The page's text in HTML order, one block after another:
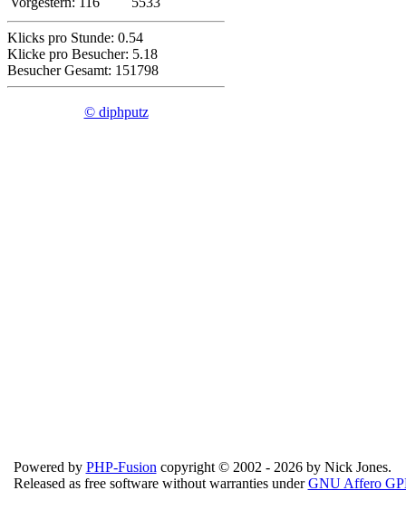
Klicks pro Stunde: 0.54
Klicke pro Besucher: 5.18
Besucher Gesamt: 151798
© diphputz
Powered by PHP-Fusion copyright © 2002 - 2026 by Nick Jones.
Released as free software without warranties underGNU Affero